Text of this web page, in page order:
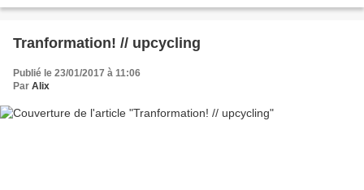
Tranformation! // upcycling
Publié le 23/01/2017 à 11:06
Par Alix